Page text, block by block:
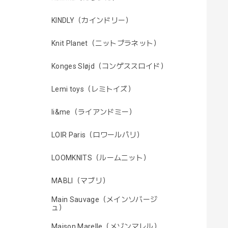
KINDLY（カインドリー）
Knit Planet（ニットプラネット）
Konges Sløjd（コンゲススロイド）
Lemi toys（レミトイズ）
li&me（ライアンドミー）
LOIR Paris（ロワールパリ）
LOOMKNITS（ルームニット）
MABLI（マブリ）
Main Sauvage（メインソバージ
ュ）